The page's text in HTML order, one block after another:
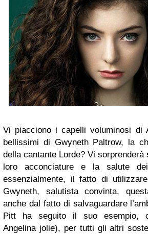
Vi piacciono i capelli voluminosi di
bellissimi di Gwyneth Paltrow, la
della cantante Lorde? Vi sorprenderà
loro acconciature e la salute
essenzialmente, il fatto di
Gwyneth, salutista convinta,
anche dal fatto di salvaguardare
Pitt ha seguito il suo esempio,
Angelina jolie), per tutti gli altri